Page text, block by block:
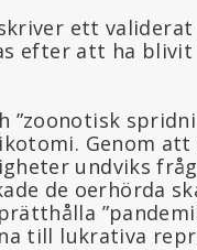
ett
att ha blivit
”zoonotisk
Genom
undviks
de oerhörda
till lukrativa